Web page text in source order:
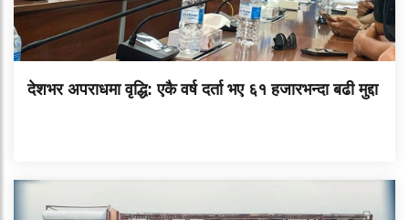
देशभर अपराधमा वृद्धि: एकै वर्ष दर्ता भए ६१ हजारभन्दा बढी मुद्दा